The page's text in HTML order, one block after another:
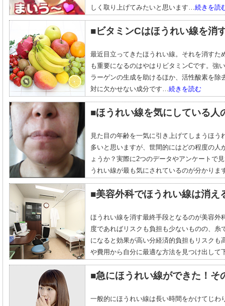
しく取り上げてみたいと思います…続きを読
■ビタミンCはほうれい線を消
最近目立ってきたほうれい線。それを消すた
も重要になるのはやはりビタミンCです。強
ラーゲンの生成を助けるほか、活性酸素を除
対に欠かせない成分です…続きを読む
■ほうれい線を気にしている人
見た目の年齢を一気に引き上げてしまうほ
多いと思いますが、世間的にはどの程度の人
ょうか？実際に2つのデータやアンケートで
うれい線が最も気にされているのが分かり
■美容外科でほうれい線は消え
ほうれい線を消す最終手段となるのが美容外
度であればリスクも負担も少ないものの、糸
になると効果が高い分経済的負担もリスクも
や費用から自分に最適な方法を見つけ出し
■急にほうれい線ができた！そ
一般的にほうれい線は長い時間をかけてじわ